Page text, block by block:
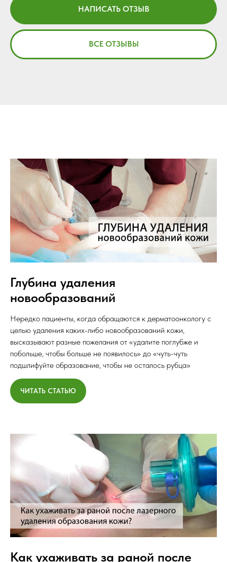
НАПИСАТЬ ОТЗЫВ
ВСЕ ОТЗЫВЫ
Глубина удаления
новообразований
Нередко пациенты, когда обращаются к дерматоонкологу с
целью удаления каких-либо новообразований кожи,
высказывают разные пожелания от «удалите поглубже и
побольше, чтобы больше не появилось» до «чуть-чуть
подшлифуйте образование, чтобы не осталось рубца»
ЧИТАТЬ СТАТЬЮ
Как ухаживать за раной после